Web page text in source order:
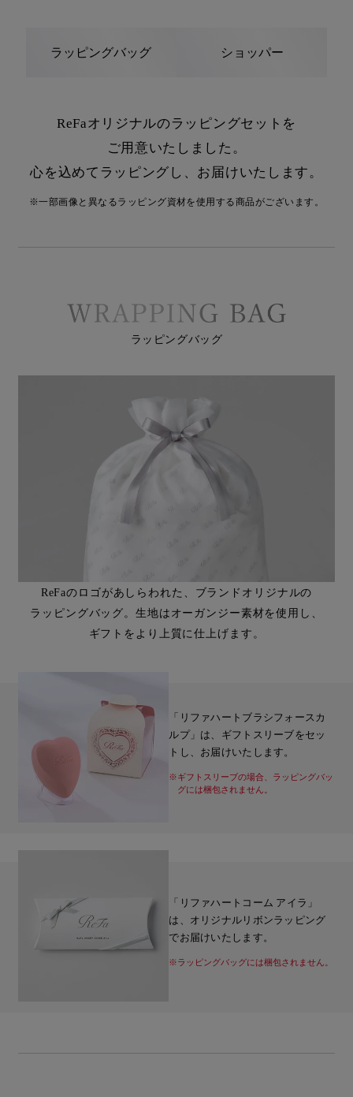
ラッピングバッグ ショッパー
ReFaオリジナルのラッピングセットを
ご用意いたしました。
心を込めてラッピングし、お届けいたします。
※一部画像と異なるラッピング資材を使用する商品がございます。
ラッピングバッグ
ReFaのロゴがあしらわれた、ブランドオリジナルの
ラッピングバッグ。生地はオーガンジー素材を使用し、
ギフトをより上質に仕上げます。
「リファハートブラシフォースカ
ルプ」は、ギフトスリーブをセッ
トし、お届けいたします。
※ギフトスリーブの場合、ラッピングバッ
グには梱包されません。
「リファハートコーム アイラ」
は、オリジナルリボンラッピング
でお届けいたします。
※ラッピングバッグには梱包されません。